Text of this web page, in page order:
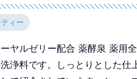
ィー
ーヤルゼリー配合 薬酵泉 薬用
浄料です。しっとりとした仕